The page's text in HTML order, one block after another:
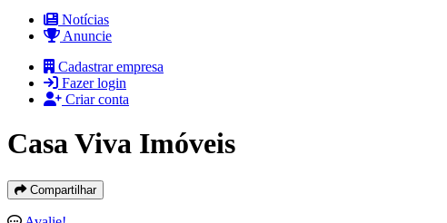
Notícias
Anuncie
Cadastrar empresa
Fazer login
Criar conta
Casa Viva Imóveis
Compartilhar